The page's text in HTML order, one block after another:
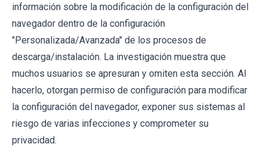
información sobre la modificación de la configuración del
navegador dentro de la configuración
"Personalizada/Avanzada" de los procesos de
descarga/instalación. La investigación muestra que
muchos usuarios se apresuran y omiten esta sección. Al
hacerlo, otorgan permiso de configuración para modificar
la configuración del navegador, exponer sus sistemas al
riesgo de varias infecciones y comprometer su
privacidad.